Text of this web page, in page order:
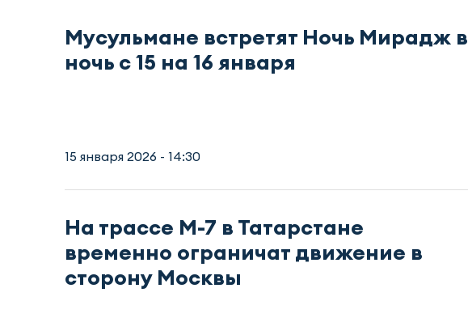
Мусульмане встретят Ночь Мирадж в
ночь с 15 на 16 января
15 января 2026 - 14:30
На трассе М-7 в Татарстане
временно ограничат движение в
сторону Москвы